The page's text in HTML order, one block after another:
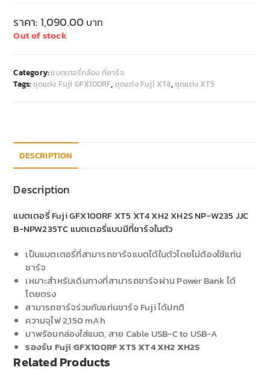
ราคา:1,090.00
Out of stock
Category: แบตเตอรี่กล้อง ที่ชาร์จ
Tags: ชุดแต่ง Fuji GFX100RF, ชุดแต่ง Fuji XT4,ชุดแต่ง XT5
DESCRIPTION
Description
แบตเตอรี่ Fuji GFX100RF XT5 XT4 XH2 XH2S NP-W235 JJC
B-NPW235TC แบตเตอรี่แบบมีที่ชาร์จในตัว
เป็นแบตเตอรี่ที่สามารถชาร์จแบตได้ในตัวโดยไม่ต้องใช้แท่น
ชาร์จ
เหมาะสำหรับเดินทางที่สามารถชาร์จผ่าน Power Bank ได้
โดยตรง
สามารถชาร์จร่วมกับแท่นชาร์จ Fuji ได้ปกติ
ความจุไฟ 2,150 mAh
มาพร้อมกล่องใส่แบต, สาย Cable USB-C to USB-A
รองรับ Fuji GFX100RF XT5 XT4 XH2 XH2S
Related Products